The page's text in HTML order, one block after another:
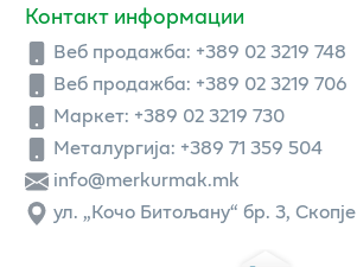
Контакт информации
Веб продажба: +389 02 3219 748
Веб продажба: +389 02 3219 706
Маркет: +389 02 3219 730
Металургија: +389 71 359 504
info@merkurmak.mk
ул. „Кочо Битољану“ бр. 3, Скопје